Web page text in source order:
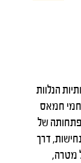
הנלוות
חמאס
של
דרך
מטרה,